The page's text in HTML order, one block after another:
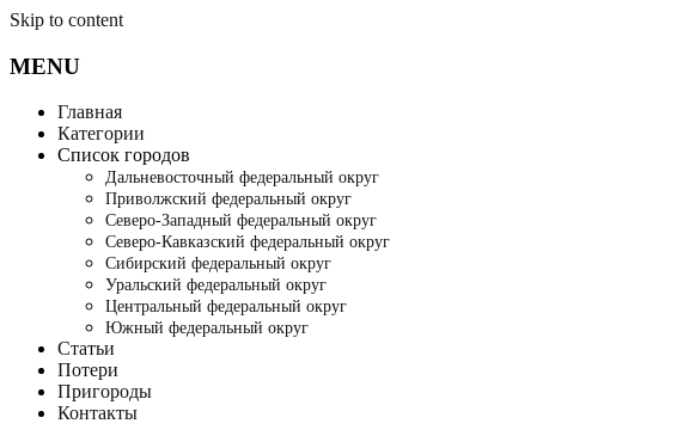
Skip to content
MENU
Главная
Категории
Список городов
Дальневосточный федеральный округ
Приволжский федеральный округ
Северо-Западный федеральный округ
Северо-Кавказский федеральный округ
Сибирский федеральный округ
Уральский федеральный округ
Центральный федеральный округ
Южный федеральный округ
Статьи
Потери
Пригороды
Контакты